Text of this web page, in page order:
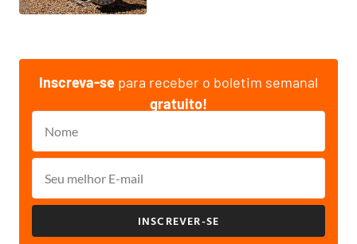
Inscreva-se para receber o boletim semanal
gratuito!
INSCREVER-SE